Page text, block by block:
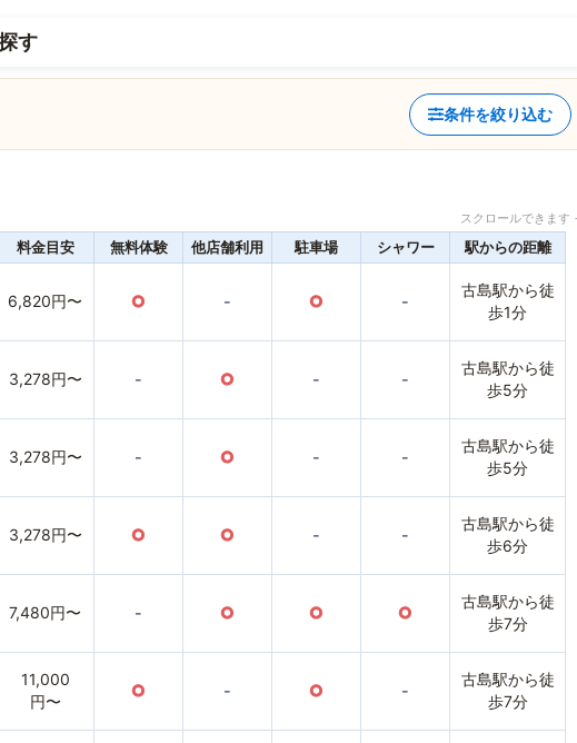
す
条件を絞り込む
スクロールできま
料金目安 無料体験 他店舗利用 駐車場 シャワー 駅からの距離
6,820円〜 ○ - ○ -
古島駅から徒
歩1分
3,278円〜 - ○ - -
古島駅から徒
歩5分
3,278円〜 - ○ - -
古島駅から徒
歩5分
3,278円〜 ○ ○ - -
古島駅から徒
歩6分
7,480円〜 - ○ ○ ○
古島駅から徒
歩7分
11,000
円〜
○ - ○ -
古島駅から徒
歩7分